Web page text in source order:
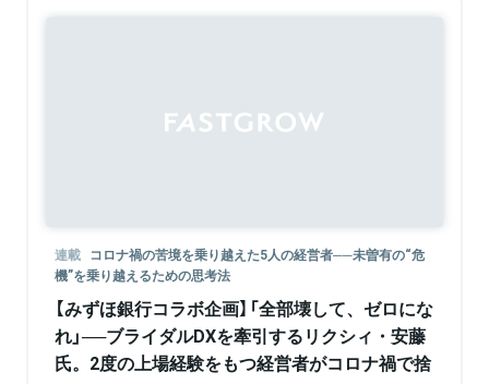
連載 コロナ禍の苦境を乗り越えた5人の経営者──未曽有の“危
機”を乗り越えるための思考法
【みずほ銀行コラボ企画】「全部壊して、ゼロにな
れ」──ブライダルDXを牽引するリクシィ・安藤
氏。2度の上場経験をもつ経営者がコロナ禍で捨